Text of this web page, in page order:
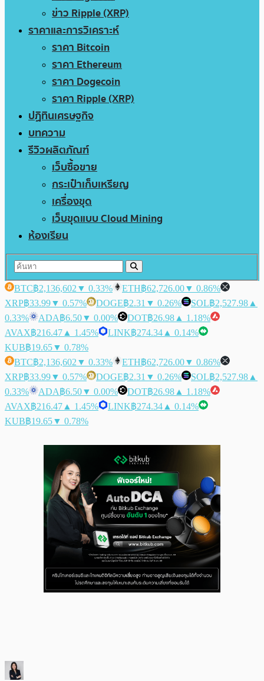
ข่าว Ripple (XRP)
ราคาและการวิเคราะห์
ราคา Bitcoin
ราคา Ethereum
ราคา Dogecoin
ราคา Ripple (XRP)
ปฏิทินเศรษฐกิจ
บทความ
รีวิวผลิตภัณฑ์
เว็บซื้อขาย
กระเป๋าเก็บเหรียญ
เครื่องขุด
เว็บขุดแบบ Cloud Mining
ห้องเรียน
BTC฿2,136,602 ▼ 0.33% ETH฿62,726.00▼ 0.86%
XRP฿33.99▼ 0.57% DOGE฿2.31 ▼ 0.26% SOL฿2,527.98 ▲
0.33%
ADA฿6.50▼ 0.00% DOT฿26.98 ▲ 1.18%
AVAX฿216.47 ▲ 1.45% LINK฿274.34 ▲ 0.14%
KUB฿19.65▼ 0.78%
BTC฿2,136,602 ▼ 0.33% ETH฿62,726.00▼ 0.86%
XRP฿33.99▼ 0.57% DOGE฿2.31 ▼ 0.26% SOL฿2,527.98 ▲
0.33%
ADA฿6.50▼ 0.00% DOT฿26.98 ▲ 1.18%
AVAX฿216.47 ▲ 1.45% LINK฿274.34 ▲ 0.14%
KUB฿19.65▼ 0.78%